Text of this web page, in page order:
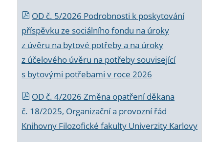
OD č. 5/2026 Podrobnosti k poskytování
příspěvku ze sociálního fondu na úroky
z úvěru na bytové potřeby a na úroky
z účelového úvěru na potřeby související
s bytovými potřebami v roce 2026
OD č. 4/2026 Změna opatření děkana
č. 18/2025, Organizační a provozní řád
Knihovny Filozofické fakulty Univerzity Karlovy